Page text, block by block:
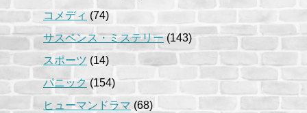
コメディ (74)
サスペンス・ミステリー(143)
スポーツ (14)
パニック(154)
ヒューマンドラマ (68)